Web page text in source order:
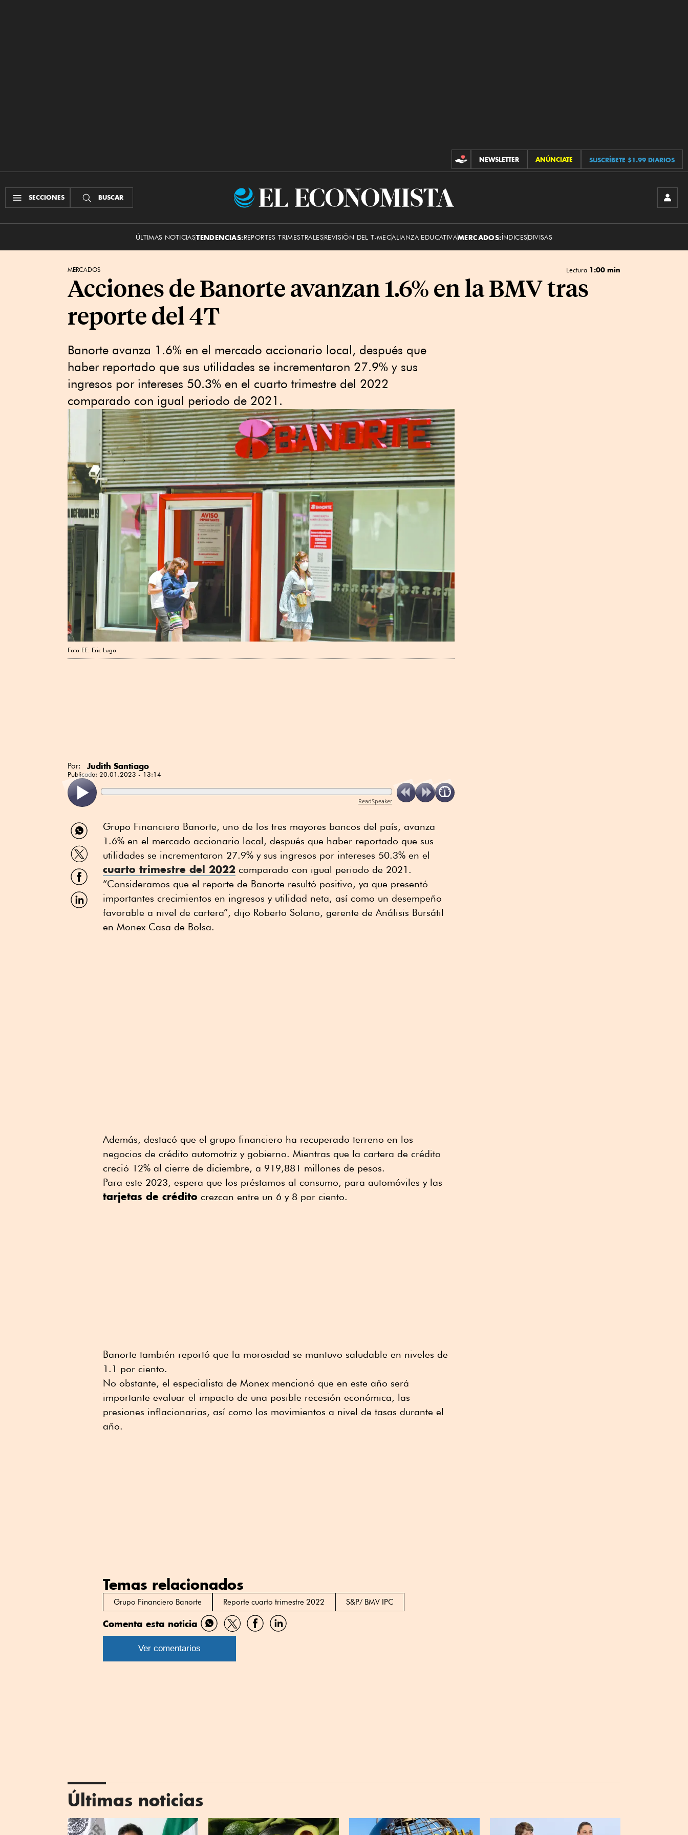
CONTRIBUCIONES
NEWSLETTER ANÚNCIATE SUSCRÍBETE $1.99 DIARIOS
SECCIONES BUSCAR
El
ÚLTIMAS NOTICIASTENDENCIAS:REPORTES TRIMESTRALESREVISIÓN DEL T-MECALIANZA EDUCATIVAMERCADOS:ÍNDICESDIVISAS
MERCADOS Lectura 1:00 min
Acciones de Banorte avanzan 1.6% en la BMV tras
reporte del 4T
Banorte avanza 1.6% en el mercado accionario local, después que
haber reportado que sus utilidades se incrementaron 27.9% y sus
ingresos por intereses 50.3% en el cuarto trimestre del 2022
comparado con igual periodo de 2021.
Foto EE: Eric Lugo
Por: Judith Santiago
Publicado: 20.01.2023 - 13:14
ReadSpeaker
Compartir
por
WhatsApp
Compartir
por
Twitter
Compartir
por
Facebook
Compartir
por
Grupo Financiero Banorte, uno de los tres mayores bancos del país, avanza
1.6% en el mercado accionario local, después que haber reportado que sus
utilidades se incrementaron 27.9% y sus ingresos por intereses 50.3% en el
cuarto trimestre del 2022 comparado con igual periodo de 2021.
“Consideramos que el reporte de Banorte resultó positivo, ya que presentó
importantes crecimientos en ingresos y utilidad neta, así como un desempeño
favorable a nivel de cartera”, dijo Roberto Solano, gerente de Análisis Bursátil
en Monex Casa de Bolsa.
Además, destacó que el grupo financiero ha recuperado terreno en los
negocios de crédito automotriz y gobierno. Mientras que la cartera de crédito
creció 12% al cierre de diciembre, a 919,881 millones de pesos.
Para este 2023, espera que los préstamos al consumo, para automóviles y las
tarjetas de crédito crezcan entre un 6 y 8 por ciento.
Banorte también reportó que la morosidad se mantuvo saludable en niveles de
1.1 por ciento.
No obstante, el especialista de Monex mencionó que en este año será
importante evaluar el impacto de una posible recesión económica, las
presiones inflacionarias, así como los movimientos a nivel de tasas durante el
año.
Temas relacionados
Grupo Financiero Banorte Reporte cuarto trimestre 2022 S&P/ BMV IPC
Comenta esta noticia
Compartir
por
Compartir
por
CompartirCompartir
Ver comentarios
Últimas noticias